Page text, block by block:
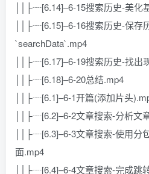
││├┈[6.14]–6-15搜索历史-美化
││├┈[6.15]–6-16搜索历史-保存
`searchData`.mp4
││├┈[6.17]–6-19搜索历史-找出
││├┈[6.18]–6-20总结.mp4
││├┈[6.1]–6-1开篇(添加片头
││├┈[6.2]–6-2文章搜索-分析文
││├┈[6.3]–6-3文章搜索-使用分
面.mp4
││├┈[6.4]–6-4文章搜索-完成跳